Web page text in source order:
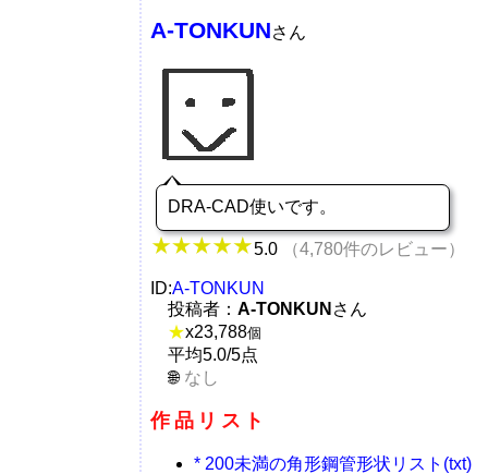
A-TONKUNさん
DRA-CAD使いです。
5.0 （4,780件のレビュー）
ID:A-TONKUN
投稿者： A-TONKUN さん
★x23,788個
平均5.0/5点
なし
作品リスト
* 200未満の角形鋼管形状リスト(txt)